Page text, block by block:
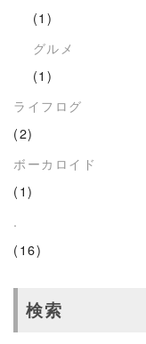
(1)
グルメ
(1)
ライフログ
(2)
ボーカロイド
(1)
.
(16)
検索